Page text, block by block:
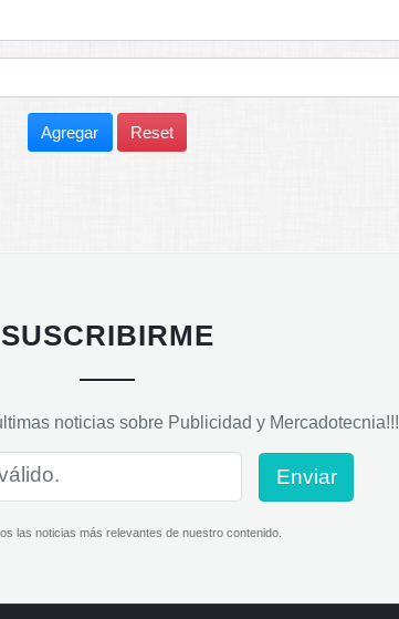
Agregar Reset
SUSCRIBIRME
noticias sobre Publicidad y Mercadotecnia!!!
Enviar
las noticias más relevantes de nuestro contenido.